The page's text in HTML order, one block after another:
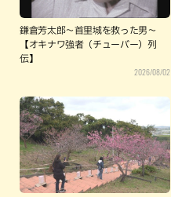
鎌倉芳太郎～首里城を救った男～
【オキナワ強者（チューバー）列
伝】
2026/08/02